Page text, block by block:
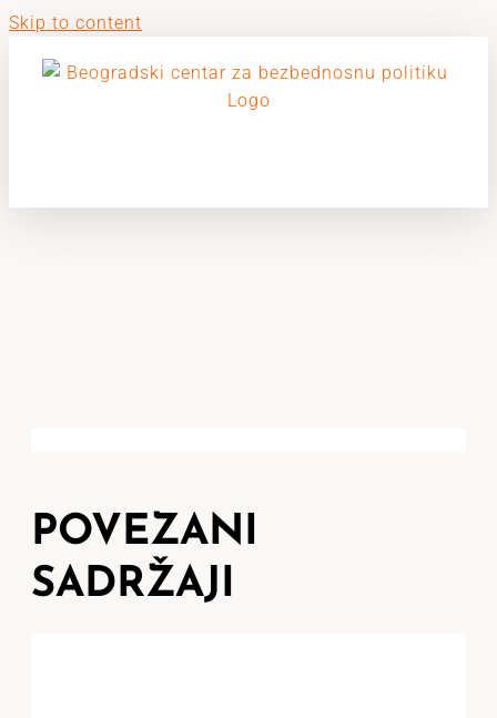
Skip to content
POVEZANI
SADRŽAJI